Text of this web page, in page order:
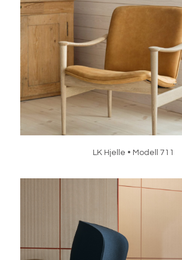
LK Hjelle • Modell 711